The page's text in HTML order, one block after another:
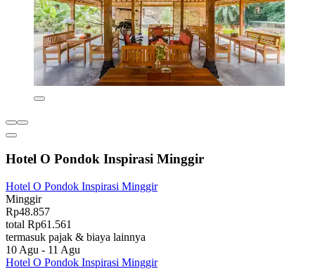
Hotel O Pondok Inspirasi Minggir
Hotel O Pondok Inspirasi Minggir
Minggir
Rp48.857
total Rp61.561
termasuk pajak & biaya lainnya
10 Agu - 11 Agu
Hotel O Pondok Inspirasi Minggir